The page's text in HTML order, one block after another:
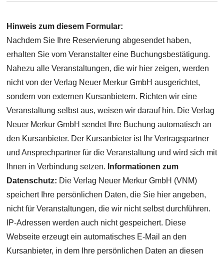
Hinweis zum diesem Formular:
Nachdem Sie Ihre Reservierung abgesendet haben,
erhalten Sie vom Veranstalter eine Buchungsbestätigung.
Nahezu alle Veranstaltungen, die wir hier zeigen, werden
nicht von der Verlag Neuer Merkur GmbH ausgerichtet,
sondern von externen Kursanbietern. Richten wir eine
Veranstaltung selbst aus, weisen wir darauf hin. Die Verlag
Neuer Merkur GmbH sendet Ihre Buchung automatisch an
den Kursanbieter. Der Kursanbieter ist Ihr Vertragspartner
und Ansprechpartner für die Veranstaltung und wird sich mit
Ihnen in Verbindung setzen. Informationen zum
Datenschutz: Die Verlag Neuer Merkur GmbH (VNM)
speichert Ihre persönlichen Daten, die Sie hier angeben,
nicht für Veranstaltungen, die wir nicht selbst durchführen.
IP-Adressen werden auch nicht gespeichert. Diese
Webseite erzeugt ein automatisches E-Mail an den
Kursanbieter, in dem Ihre persönlichen Daten an diesen